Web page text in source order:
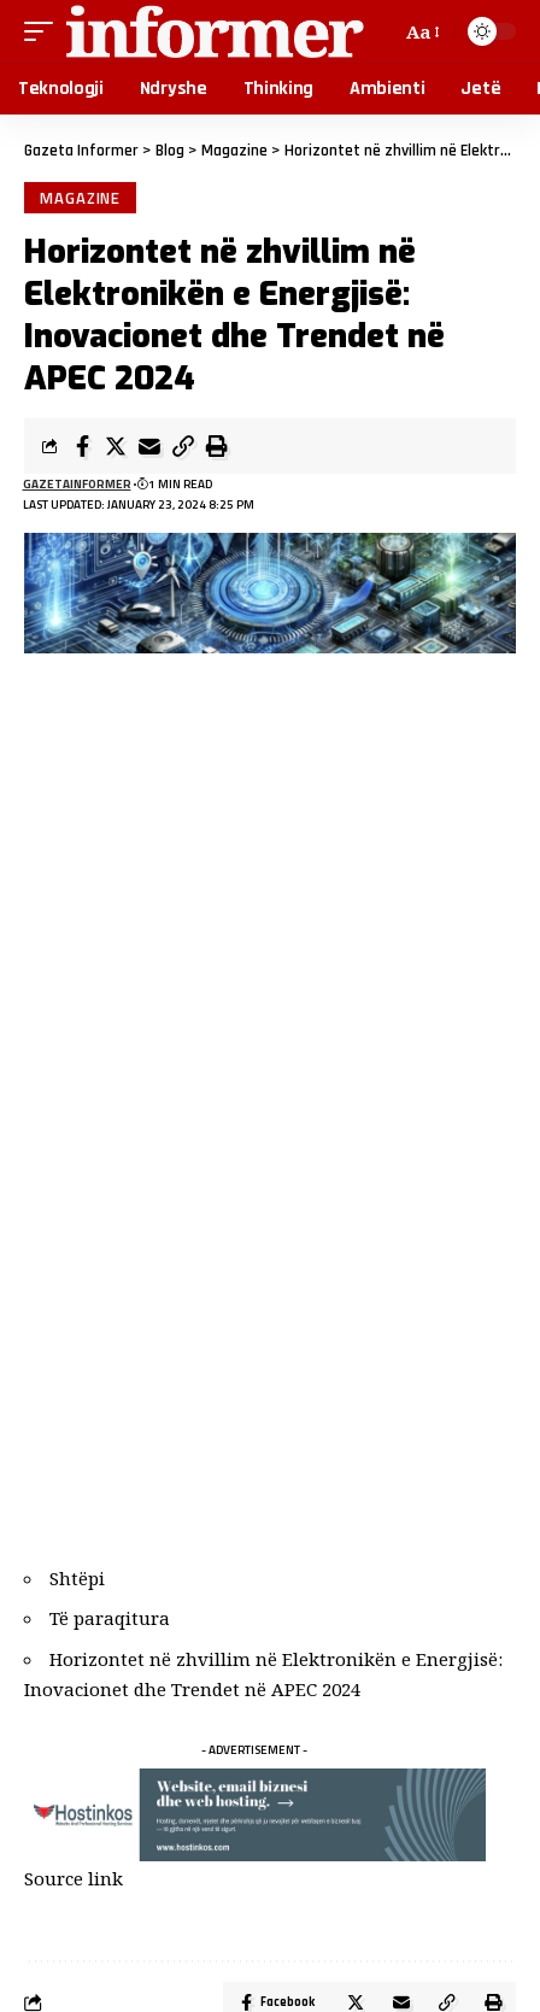
Aa
Teknologji Ndryshe Thinking Ambienti Jetë
Gazeta Informer > Blog > Magazine > Horizontet në zhvillim në Elektronikën e Energjisë: Inovacionet dhe Trendet në APEC 2024
MAGAZINE
Horizontet në zhvillim në
Elektronikën e Energjisë:
Inovacionet dhe Trendet në
APEC 2024
LAST UPDATED: JANUARY 23, 2024 8:25 PM
GAZETAINFORMER 1 MIN READ
Shtëpi
Të paraqitura
Horizontet në zhvillim në Elektronikën e Energjisë:
Inovacionet dhe Trendet në APEC 2024
- ADVERTISEMENT -
Source link
Facebook